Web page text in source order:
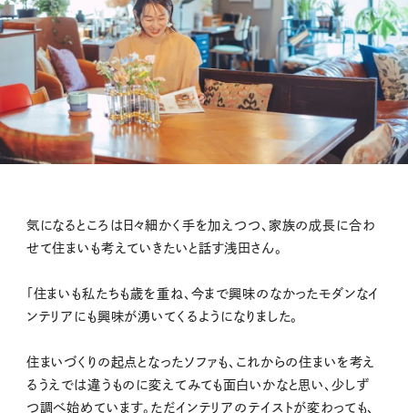
気になるところは日々細かく手を加えつつ、家族の成長に合わ
せて住まいも考えていきたいと話す浅田さん。
「住まいも私たちも歳を重ね、今まで興味のなかったモダンなイ
ンテリアにも興味が湧いてくるようになりました。
住まいづくりの起点となったソファも、これからの住まいを考え
るうえでは違うものに変えてみても面白いかなと思い、少しず
つ調べ始めています。ただインテリアのテイストが変わっても、